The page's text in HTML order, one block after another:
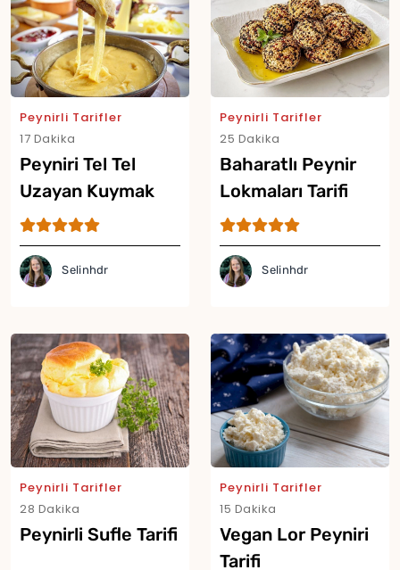
Peynirli Tarifler
17 Dakika
Peyniri Tel Tel
Uzayan Kuymak
Tarifi
Selinhdr
Peynirli Tarifler
25 Dakika
Baharatlı Peynir
Lokmaları Tarifi
Selinhdr
Peynirli Tarifler
28 Dakika
Peynirli Sufle Tarifi
Peynirli Tarifler
15 Dakika
Vegan Lor Peyniri
Tarifi